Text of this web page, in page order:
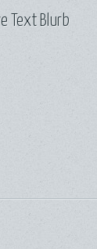
Text Blurb